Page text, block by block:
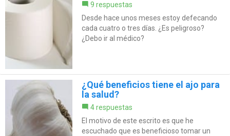
9 respuestas
Desde hace unos meses estoy defecando
cada cuatro o tres días. ¿Es peligroso?
¿Debo ir al médico?
¿Qué beneficios tiene el ajo para
la salud?
4 respuestas
El motivo de este escrito es que he
escuchado que es beneficioso tomar un